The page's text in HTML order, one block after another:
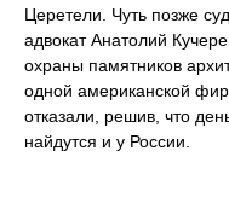
Церетели. Чуть позже
адвокат Анатолий
охраны памятников
одной американской
отказали, решив, что
найдутся и у России.